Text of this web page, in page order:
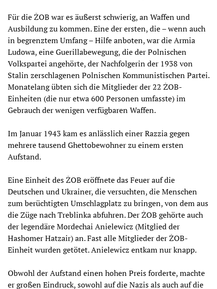
Für die ŻOB war es äußerst schwierig, an Waffen und
Ausbildung zu kommen. Eine der ersten, die – wenn auch
in begrenztem Umfang – Hilfe anboten, war die Armia
Ludowa, eine Guerillabewegung, die der Polnischen
Volkspartei angehörte, der Nachfolgerin der 1938 von
Stalin zerschlagenen Polnischen Kommunistischen Partei.
Monatelang übten sich die Mitglieder der 22 ŻOB-
Einheiten (die nur etwa 600 Personen umfasste) im
Gebrauch der wenigen verfügbaren Waffen.
Im Januar 1943 kam es anlässlich einer Razzia gegen
mehrere tausend Ghettobewohner zu einem ersten
Aufstand.
Eine Einheit des ŻOB eröffnete das Feuer auf die
Deutschen und Ukrainer, die versuchten, die Menschen
zum berüchtigten Umschlagplatz zu bringen, von dem aus
die Züge nach Treblinka abfuhren. Der ŻOB gehörte auch
der legendäre Mordechai Anielewicz (Mitglied der
Hashomer Hatzair) an. Fast alle Mitglieder der ŻOB-
Einheit wurden getötet. Anielewicz entkam nur knapp.
Obwohl der Aufstand einen hohen Preis forderte, machte
er großen Eindruck, sowohl auf die Nazis als auch auf die